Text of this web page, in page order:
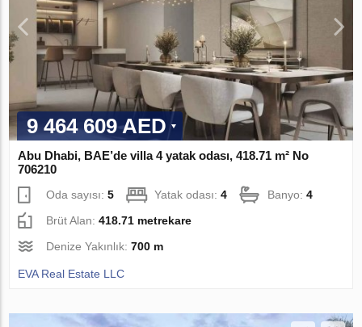
9 464 609 AED
Abu Dhabi, BAE’de villa 4 yatak odası, 418.71 m² No
706210
Oda sayısı:5 Yatak odası:4 Banyo:4
Brüt Alan:418.71 metrekare
Denize Yakınlık:700 m
EVA Real Estate LLC